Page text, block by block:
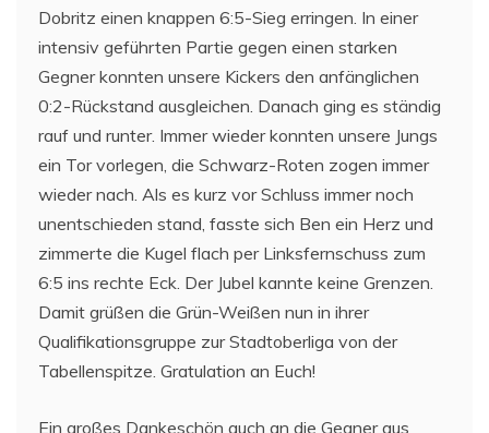
Dobritz einen knappen 6:5-Sieg erringen. In einer
intensiv geführten Partie gegen einen starken
Gegner konnten unsere Kickers den anfänglichen
0:2-Rückstand ausgleichen. Danach ging es ständig
rauf und runter. Immer wieder konnten unsere Jungs
ein Tor vorlegen, die Schwarz-Roten zogen immer
wieder nach. Als es kurz vor Schluss immer noch
unentschieden stand, fasste sich Ben ein Herz und
zimmerte die Kugel flach per Linksfernschuss zum
6:5 ins rechte Eck. Der Jubel kannte keine Grenzen.
Damit grüßen die Grün-Weißen nun in ihrer
Qualifikationsgruppe zur Stadtoberliga von der
Tabellenspitze. Gratulation an Euch!
Ein großes Dankeschön auch an die Gegner aus